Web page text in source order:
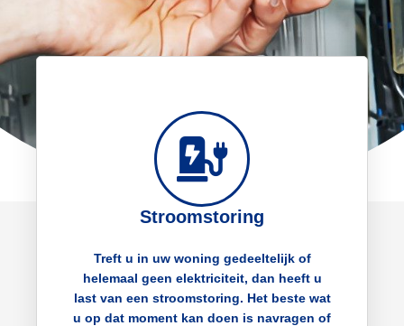
Stroomstoring
Treft u in uw woning gedeeltelijk of
helemaal geen elektriciteit, dan heeft u
last van een stroomstoring. Het beste wat
u op dat moment kan doen is navragen of